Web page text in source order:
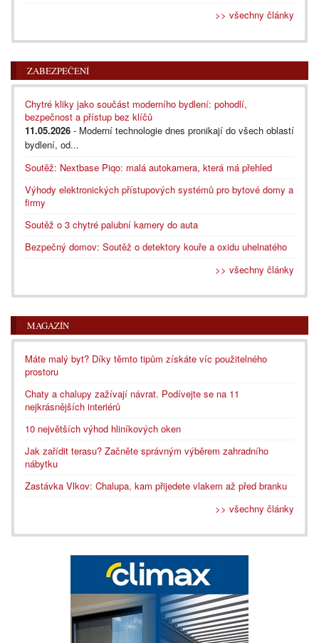
>> všechny články
ZABEZPEČENÍ
Chytré kliky jako součást moderního bydlení: pohodlí,
bezpečnost a přístup bez klíčů
11.05.2026 - Moderní technologie dnes pronikají do všech oblastí
bydlení, od...
Soutěž: Nextbase Piqo: malá autokamera, která má přehled
Výhody elektronických přístupových systémů pro bytové domy a
firmy
Soutěž o 3 chytré palubní kamery do auta
Bezpečný domov: Soutěž o detektory kouře a oxidu uhelnatého
>> všechny články
MAGAZÍN
Máte malý byt? Díky těmto tipům získáte víc použitelného
prostoru
Chaty a chalupy zažívají návrat. Podívejte se na 11
nejkrásnějších interiérů
10 největších výhod hliníkových oken
Jak zařídit terasu? Začněte správným výběrem zahradního
nábytku
Zastávka Vlkov: Chalupa, kam přijedete vlakem až před branku
>> všechny články